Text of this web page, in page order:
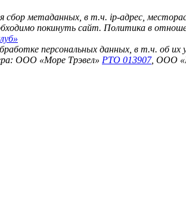
сбор метаданных, в т.ч. ip-адрес,
покинуть сайт. Политика в
персональных данных, в т.ч. об их
ООО «Море Трэвел» РТО 013907, ООО